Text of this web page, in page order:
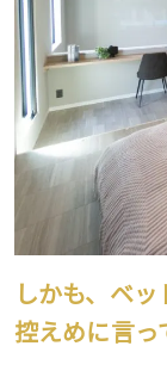
しかも、ベ
控えめに言